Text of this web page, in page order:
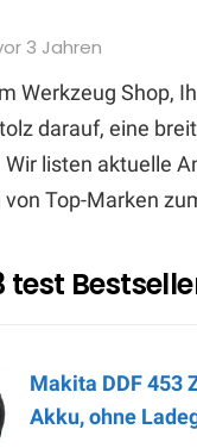
3 Jahren
Werkzeug Shop,
darauf, eine
listen aktuelle
Top-Marken
Makita DDF 453
Akku, ohne